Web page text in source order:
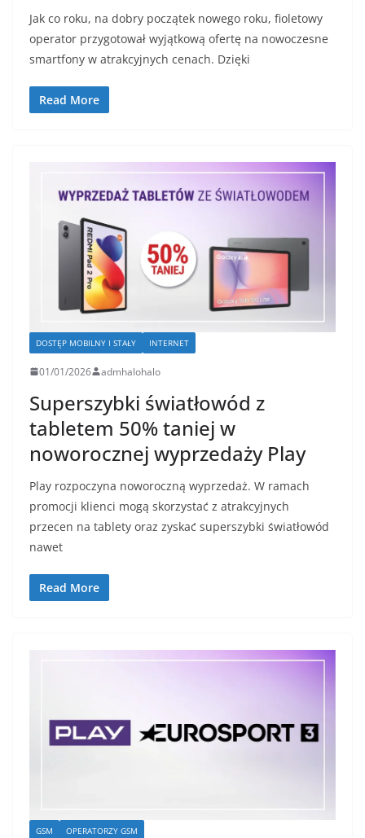
Jak co roku, na dobry początek nowego roku, fioletowy
operator przygotował wyjątkową ofertę na nowoczesne
smartfony w atrakcyjnych cenach. Dzięki
Read More
DOSTĘP MOBILNY I STAŁY INTERNET
01/01/2026 admhalohalo
Superszybki światłowód z
tabletem 50% taniej w
noworocznej wyprzedaży Play
Play rozpoczyna noworoczną wyprzedaż. W ramach
promocji klienci mogą skorzystać z atrakcyjnych
przecen na tablety oraz zyskać superszybki światłowód
nawet
Read More
GSM OPERATORZY GSM